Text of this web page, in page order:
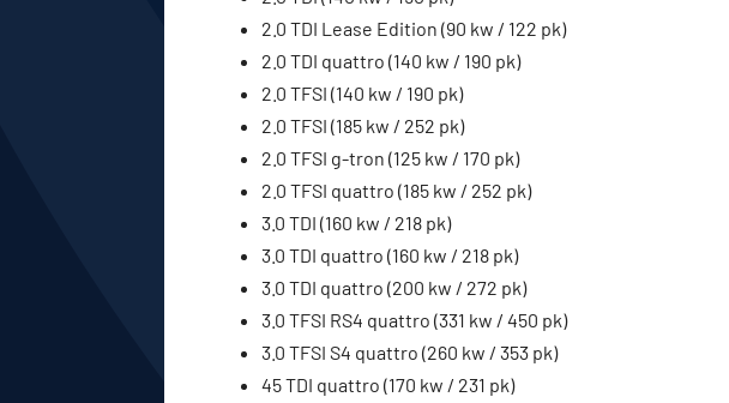
2.0 TDI Lease Edition (90 kw / 122 pk)
2.0 TDI quattro (140 kw / 190 pk)
2.0 TFSI (140 kw / 190 pk)
2.0 TFSI (185 kw / 252 pk)
2.0 TFSI g-tron (125 kw / 170 pk)
2.0 TFSI quattro (185 kw / 252 pk)
3.0 TDI (160 kw / 218 pk)
3.0 TDI quattro (160 kw / 218 pk)
3.0 TDI quattro (200 kw / 272 pk)
3.0 TFSI RS4 quattro (331 kw / 450 pk)
3.0 TFSI S4 quattro (260 kw / 353 pk)
45 TDI quattro (170 kw / 231 pk)